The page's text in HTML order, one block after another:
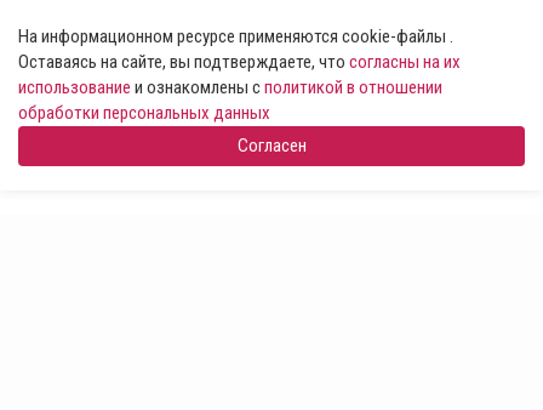
На информационном ресурсе применяются cookie-файлы .
Оставаясь на сайте, вы подтверждаете, что согласны на их
использование и ознакомлены сполитикой в отношении
обработки персональных данных
Согласен